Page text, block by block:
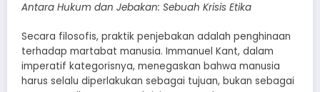
Antara Hukum dan Jebakan: Sebuah Krisis Etika
Secara filosofis, praktik penjebakan adalah penghinaan
terhadap martabat manusia. Immanuel Kant, dalam
imperatif kategorisnya, menegaskan bahwa manusia
harus selalu diperlakukan sebagai tujuan, bukan sebagai